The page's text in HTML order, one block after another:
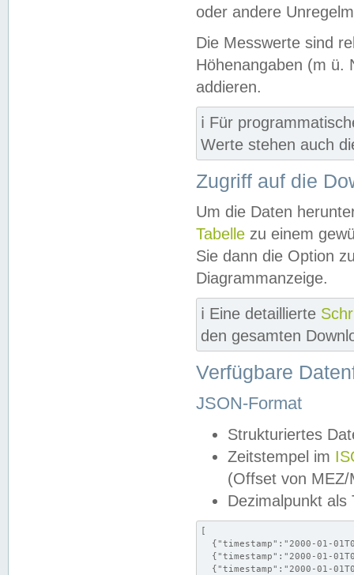
oder andere
Die Messwerte sind
Höhenangaben (m ü.
addieren.
ℹ️ Für
Werte stehen auch
Zugriff auf die
Um die Daten
Tabelle zu einem
Sie dann die Option
Diagrammanzeige.
ℹ️ Eine detaillierte
den gesamten
Verfügbare
JSON-Format
Strukturiertes
Zeitstempel im
(Offset von MEZ/
Dezimalpunkt als
[
{"timestamp":"2000-01-
{"timestamp":"2000-01-
{"timestamp":"2000-01-